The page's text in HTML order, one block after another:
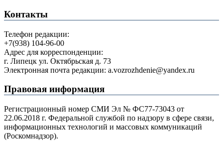
Контакты
Телефон редакции:
+7(938) 104-96-00
Адрес для корреспонденции:
г. Липецк ул. Октябрьская д. 73
Электронная почта редакции: a.vozrozhdenie@yandex.ru
Правовая информация
Регистрационный номер СМИ Эл № ФС77-73043 от
22.06.2018 г. Федеральной службой по надзору в сфере связи,
информационных технологий и массовых коммуникаций
(Роскомнадзор).